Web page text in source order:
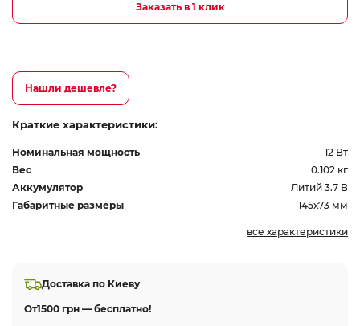
Заказать в 1 клик
Нашли дешевле?
Краткие характеристики:
Номинальная мощность
12 Вт
Вес
0.102 кг
Аккумулятор
Литий 3.7 В
Габаритные размеры
145х73 мм
все характеристики
Доставка по Киеву
От1500 грн — бесплатно!